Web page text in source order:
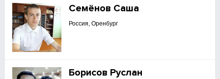
Семёнов Саша
Россия, Оренбург
Борисов Руслан